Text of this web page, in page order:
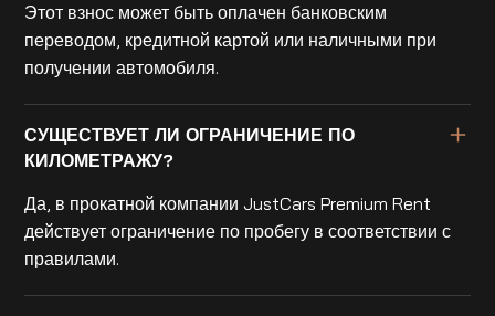
Этот взнос может быть оплачен банковским
переводом, кредитной картой или наличными при
получении автомобиля.
СУЩЕСТВУЕТ ЛИ ОГРАНИЧЕНИЕ ПО
КИЛОМЕТРАЖУ?
Да, в прокатной компании JustCars Premium Rent
действует ограничение по пробегу в соответствии с
правилами.